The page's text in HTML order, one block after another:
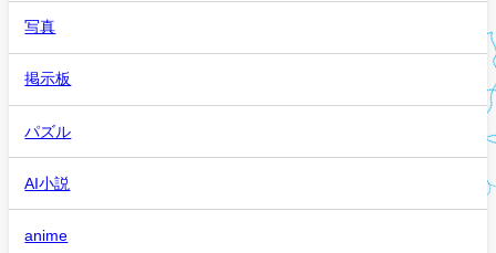
写真
掲示板
パズル
AI小説
anime